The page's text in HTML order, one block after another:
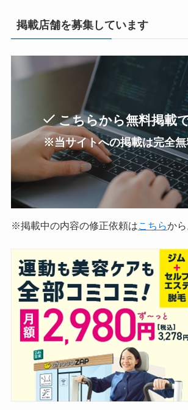
掲載店舗を募集しています
こちらから無料掲載
※当サイトへの掲載は完全無
※掲載中の内容の修正依頼はこちらから